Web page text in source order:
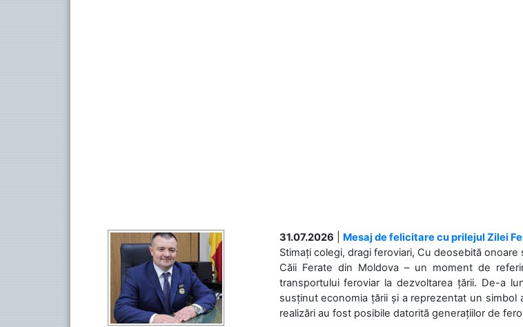
31.07.2026
Mesaj de felicitare cu prilejul Zilei
Stimați colegi, dragi feroviari, Cu deosebită
Căii Ferate din Moldova – un moment de
transportului feroviar la dezvoltarea țării. De-a
susținut economia țării și a reprezentat un simbol
realizări au fost posibile datorită generațiilor de